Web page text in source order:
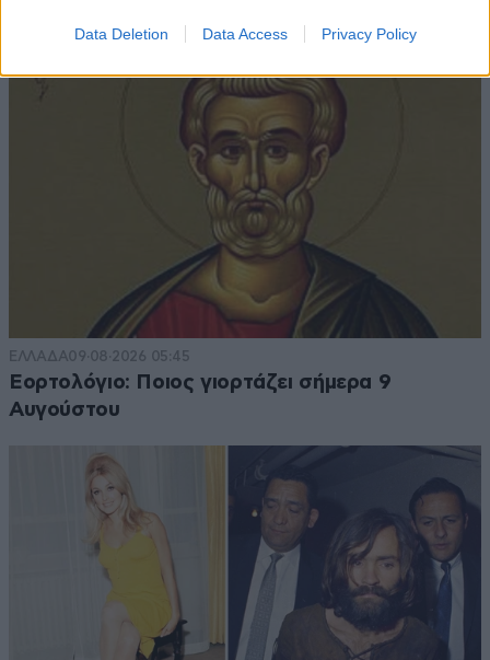
Data Deletion Data Access Privacy Policy
ΕΛΛΑΔΑ09·08·2026 05:45
Εορτολόγιο: Ποιος γιορτάζει σήμερα 9
Αυγούστου